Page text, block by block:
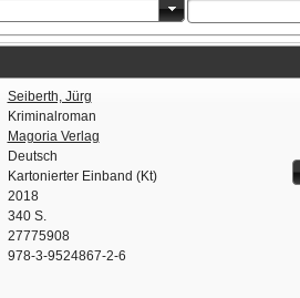
Seiberth, Jürg
Kriminalroman
Magoria Verlag
Deutsch
Kartonierter Einband (Kt)
2018
340 S.
27775908
978-3-9524867-2-6